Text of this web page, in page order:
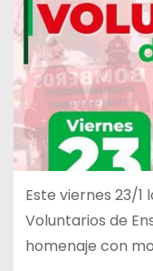
Este viernes 23/1
Voluntarios de
homenaje con